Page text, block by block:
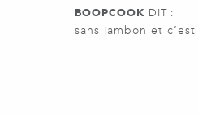
BOOPCOOK DIT :
sans jambon et